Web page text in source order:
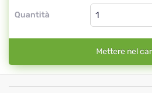
Quantità
Mettere nel